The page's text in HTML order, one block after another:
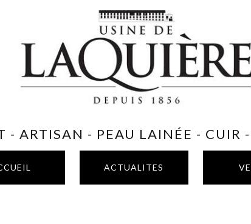
- ARTISAN - PEAU LAINÉE - CUIR
ACTUALITES